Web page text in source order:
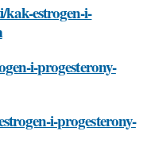
estrogen-i-
i-progesterony-
i-progesterony-